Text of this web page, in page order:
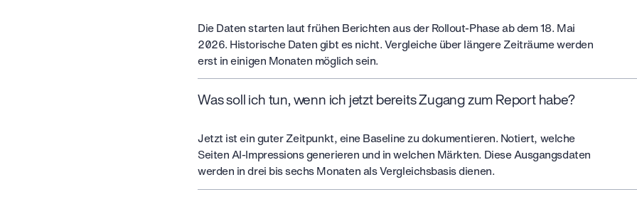
Die Daten starten laut frühen Berichten aus der Rollout-Phase ab dem 18. Mai
2026. Historische Daten gibt es nicht. Vergleiche über längere Zeiträume werden
erst in einigen Monaten möglich sein.
Was soll ich tun, wenn ich jetzt bereits Zugang zum Report habe?
Jetzt ist ein guter Zeitpunkt, eine Baseline zu dokumentieren. Notiert, welche
Seiten AI-Impressions generieren und in welchen Märkten. Diese Ausgangsdaten
werden in drei bis sechs Monaten als Vergleichsbasis dienen.